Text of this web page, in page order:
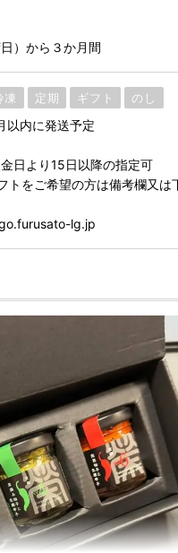
）から３か月間
凍 定期 ギフト のし
以内に発送予定
日より15日以降の指定可
トをご希望の方は備考欄又は
lg.jp